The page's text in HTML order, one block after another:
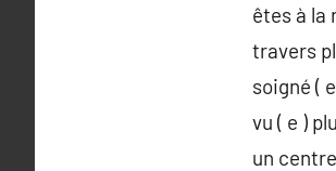
êtes à la
travers
soigné (
vu ( e )
un